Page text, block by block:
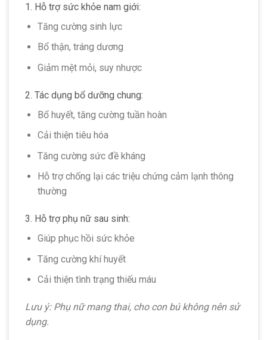
1. Hỗ trợ sức khỏe nam giới:
Tăng cường sinh lực
Bổ thận, tráng dương
Giảm mệt mỏi, suy nhược
2. Tác dụng bổ dưỡng chung:
Bổ huyết, tăng cường tuần hoàn
Cải thiện tiêu hóa
Tăng cường sức đề kháng
Hỗ trợ chống lại các triệu chứng cảm lạnh thông
thường
3. Hỗ trợ phụ nữ sau sinh:
Giúp phục hồi sức khỏe
Tăng cường khí huyết
Cải thiện tình trạng thiếu máu
Lưu ý: Phụ nữ mang thai, cho con bú không nên sử
dụng.